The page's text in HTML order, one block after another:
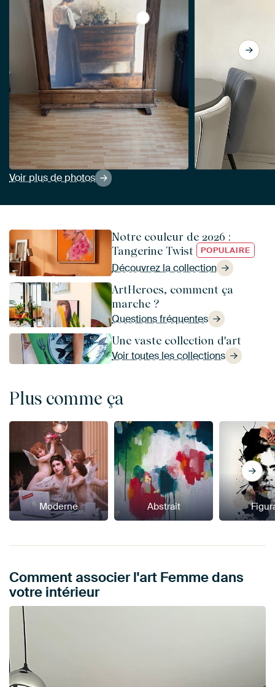
Voir plus de photos
View Intérieur avec la
Notre couleur de 2026 :
Tangerine Twist
POPULAIRE
Découvrez la collection
ArtHeroes, comment ça
marche ?
Questions fréquentes
Une vaste collection d'art
Voir toutes les collections
Plus comme ça
Moderne Abstrait
Comment associer l'art Femme dans
votre intérieur